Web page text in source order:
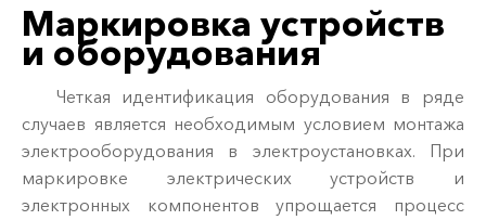
Маркировка устройств
и оборудования
Четкая идентификация оборудования в ряде
случаев является необходимым условием монтажа
электрооборудования в электроустановках. При
маркировке электрических устройств и
электронных компонентов упрощается процесс